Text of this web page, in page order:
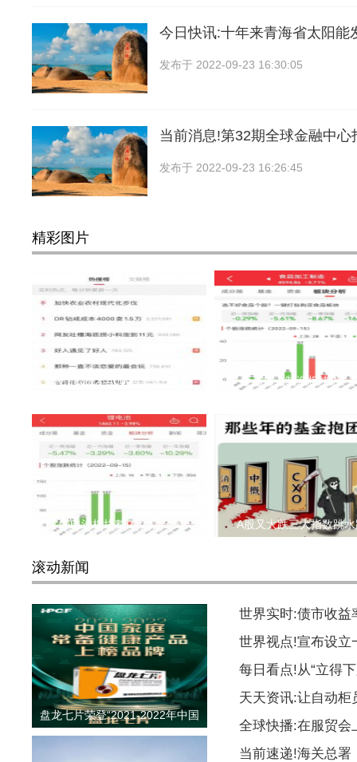
今日快讯:十年来青海省太阳能
发布于 2022-09-23 16:30:05
当前消息!第32期全球金融中心
发布于 2022-09-23 16:26:45
精彩图片
DR钻戒成本4000卖1.5万上热 食品加工制造板块近一
锂电池板块整体涨幅-3.9 A股又大跌三大指数跳
滚动新闻
盘龙七片荣登“2021-2022年中国
世界实时:债市收益
世界视点!宣布设立
每日看点!从“立得
天天资讯:让自动柜
全球快播:在服贸会
当前速递!海关总署